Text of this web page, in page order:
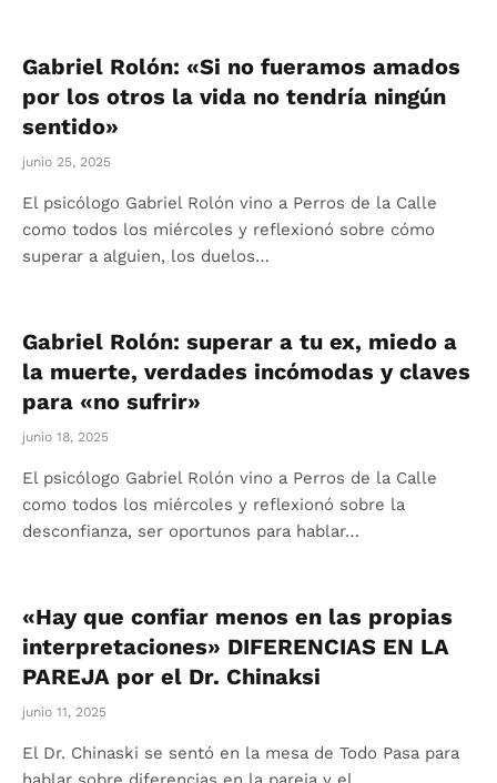
Gabriel Rolón: «Si no fueramos amados
por los otros la vida no tendría ningún
sentido»
junio 25, 2025
El psicólogo Gabriel Rolón vino a Perros de la Calle
como todos los miércoles y reflexionó sobre cómo
superar a alguien, los duelos…
Gabriel Rolón: superar a tu ex, miedo a
la muerte, verdades incómodas y claves
para «no sufrir»
junio 18, 2025
El psicólogo Gabriel Rolón vino a Perros de la Calle
como todos los miércoles y reflexionó sobre la
desconfianza, ser oportunos para hablar…
«Hay que confiar menos en las propias
interpretaciones» DIFERENCIAS EN LA
PAREJA por el Dr. Chinaksi
junio 11, 2025
El Dr. Chinaski se sentó en la mesa de Todo Pasa para